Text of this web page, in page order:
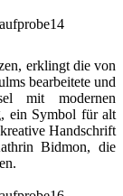
erklingt die von
bearbeitete und
mit modernen
ein Symbol für alt
Handschrift
Bidmon, die